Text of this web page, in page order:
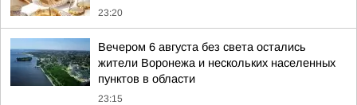
23:20
Вечером 6 августа без света остались
жители Воронежа и нескольких населенных
пунктов в области
23:15